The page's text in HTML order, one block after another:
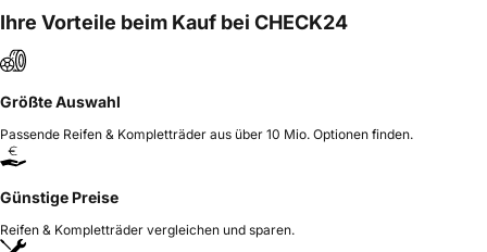
Ihre Vorteile beim Kauf bei CHECK24
Größte Auswahl
Passende Reifen & Kompletträder aus über 10 Mio. Optionen finden.
Günstige Preise
Reifen & Kompletträder vergleichen und sparen.